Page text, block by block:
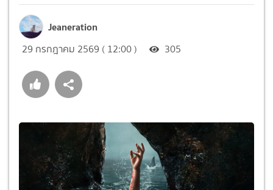
Jeaneration
29 กรกฎาคม 2569 ( 12:00 ) 305